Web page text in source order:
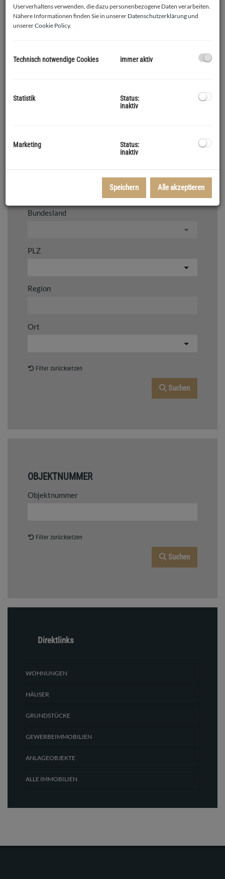
Zimmer
Wohnfläche (von/bis)
Nutzfläche (von/bis)
Bundesland
PLZ
Region
Ort
Filter zurücksetzen
Suchen
OBJEKTNUMMER
Objektnummer
Filter zurücksetzen
Suchen
Direktlinks
WOHNUNGEN
HÄUSER
GRUNDSTÜCKE
GEWERBEIMMOBILIEN
ANLAGEOBJEKTE
ALLE IMMOBILIEN
Userverhaltens verwenden, die dazu personenbezogene Daten verarbeiten.
Nähere Informationen finden Sie in unserer Datenschutzerklärungund
unsererCookie Policy.
Technisch notwendige Cookies immer aktiv
Statistik
Status:
inaktiv
Marketing
Status:
inaktiv
Speichern Alle akzeptieren